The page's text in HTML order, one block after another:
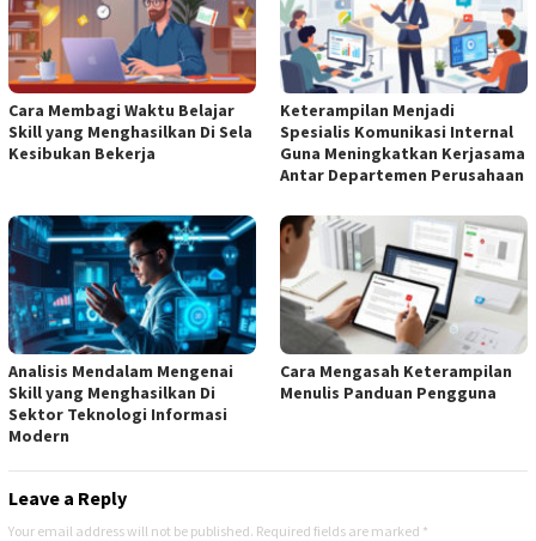
Cara Membagi Waktu Belajar
Skill yang Menghasilkan Di Sela
Kesibukan Bekerja
Keterampilan Menjadi
Spesialis Komunikasi Internal
Guna Meningkatkan Kerjasama
Antar Departemen Perusahaan
Analisis Mendalam Mengenai
Skill yang Menghasilkan Di
Sektor Teknologi Informasi
Modern
Cara Mengasah Keterampilan
Menulis Panduan Pengguna
Leave a Reply
Your email address will not be published. Required fields are marked *